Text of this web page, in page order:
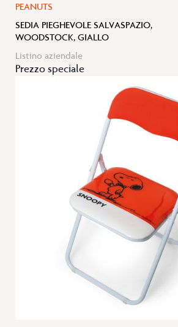
PEANUTS
SEDIA PIEGHEVOLE SALVASPAZIO,
WOODSTOCK, GIALLO
Listino aziendale
Prezzo speciale